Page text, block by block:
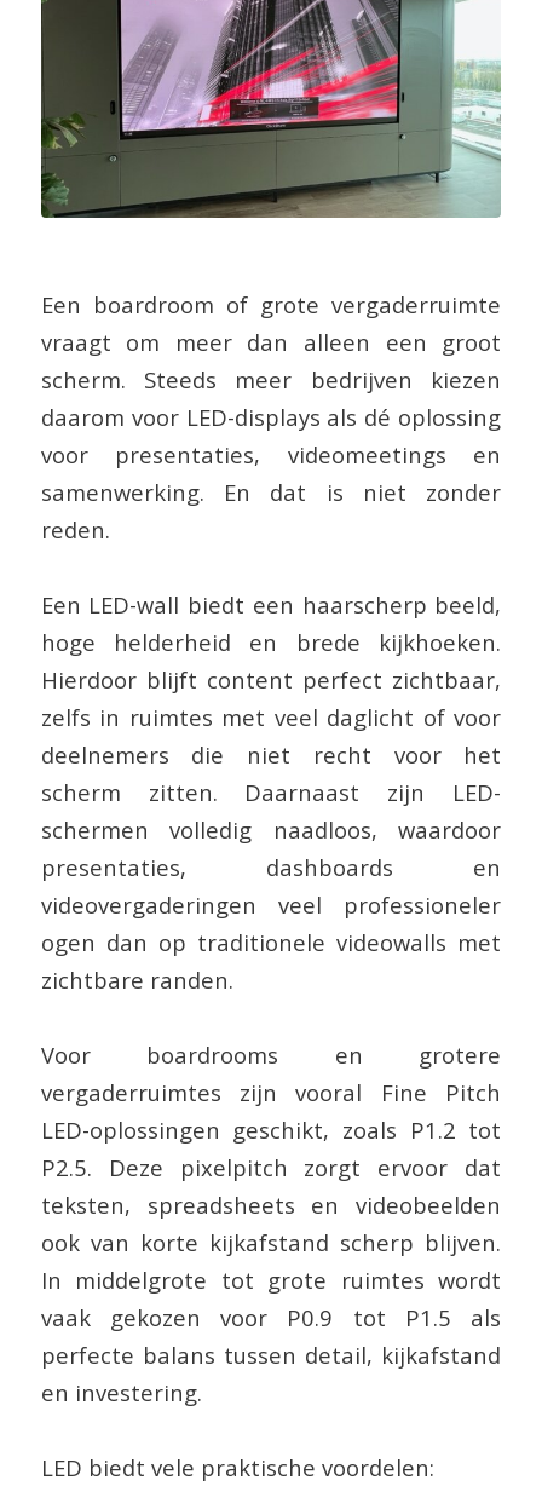
Een boardroom of grote vergaderruimte
vraagt om meer dan alleen een groot
scherm. Steeds meer bedrijven kiezen
daarom voor LED-displays als dé oplossing
voor presentaties, videomeetings en
samenwerking. En dat is niet zonder
reden.
Een LED-wall biedt een haarscherp beeld,
hoge helderheid en brede kijkhoeken.
Hierdoor blijft content perfect zichtbaar,
zelfs in ruimtes met veel daglicht of voor
deelnemers die niet recht voor het
scherm zitten. Daarnaast zijn LED-
schermen volledig naadloos, waardoor
presentaties, dashboards en
videovergaderingen veel professioneler
ogen dan op traditionele videowalls met
zichtbare randen.
Voor boardrooms en grotere
vergaderruimtes zijn vooral Fine Pitch
LED-oplossingen geschikt, zoals P1.2 tot
P2.5. Deze pixelpitch zorgt ervoor dat
teksten, spreadsheets en videobeelden
ook van korte kijkafstand scherp blijven.
In middelgrote tot grote ruimtes wordt
vaak gekozen voor P0.9 tot P1.5 als
perfecte balans tussen detail, kijkafstand
en investering.
LED biedt vele praktische voordelen: